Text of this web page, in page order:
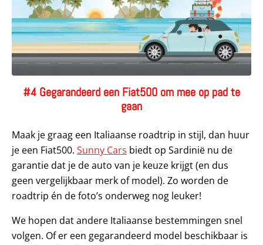
#4 Gegarandeerd een Fiat500 om mee op pad te
gaan
Maak je graag een Italiaanse roadtrip in stijl, dan huur
je een Fiat500. Sunny Cars biedt op Sardinië nu de
garantie dat je de auto van je keuze krijgt (en dus
geen vergelijkbaar merk of model). Zo worden de
roadtrip én de foto’s onderweg nog leuker!
We hopen dat andere Italiaanse bestemmingen snel
volgen. Of er een gegarandeerd model beschikbaar is